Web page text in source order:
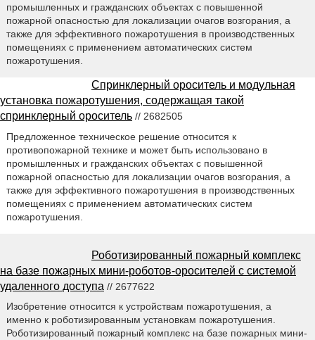
промышленных и гражданских объектах с повышенной
пожарной опасностью для локализации очагов возгорания, а
также для эффективного пожаротушения в производственных
помещениях с применением автоматических систем
пожаротушения.
Спринклерный ороситель и модульная
установка пожаротушения, содержащая такой
спринклерный ороситель // 2682505
Предложенное техническое решение относится к
противопожарной технике и может быть использовано в
промышленных и гражданских объектах с повышенной
пожарной опасностью для локализации очагов возгорания, а
также для эффективного пожаротушения в производственных
помещениях с применением автоматических систем
пожаротушения.
Роботизированный пожарный комплекс
на базе пожарных мини-роботов-оросителей с системой
удаленного доступа // 2677622
Изобретение относится к устройствам пожаротушения, а
именно к роботизированным установкам пожаротушения.
Роботизированный пожарный комплекс на базе пожарных мини-